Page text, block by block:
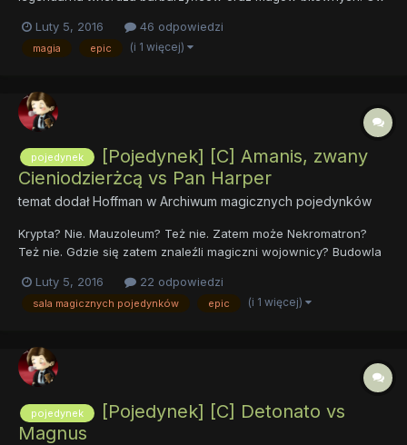
władzy Celestii i w ogóle, pozostając poza czyimikolwiek
decyzjami. Były to głównie kucyki ziemskie oraz zebry,...
Luty 5, 2016 46 odpowiedzi
magia epic (i 1 więcej)
pojedynek
[Pojedynek] [C] Amanis, zwany
Cieniodzierżcą vs Pan Harper
temat dodałHoffman w Archiwum magicznych pojedynków
Krypta? Nie. Mauzoleum? Też nie. Zatem może Nekromatron?
Też nie. Gdzie się zatem znaleźli magiczni wojownicy? Budowla
blade światło księżyca. Na pewno poszczególne sale
przychodzą na myśl siedzibę jakiejś podejrzanej organizacji...
Luty 5, 2016 22 odpowiedzi
sala magicznych pojedynków epic (i 1 więcej)
pojedynek
[Pojedynek] [C] Detonato vs
Magnus